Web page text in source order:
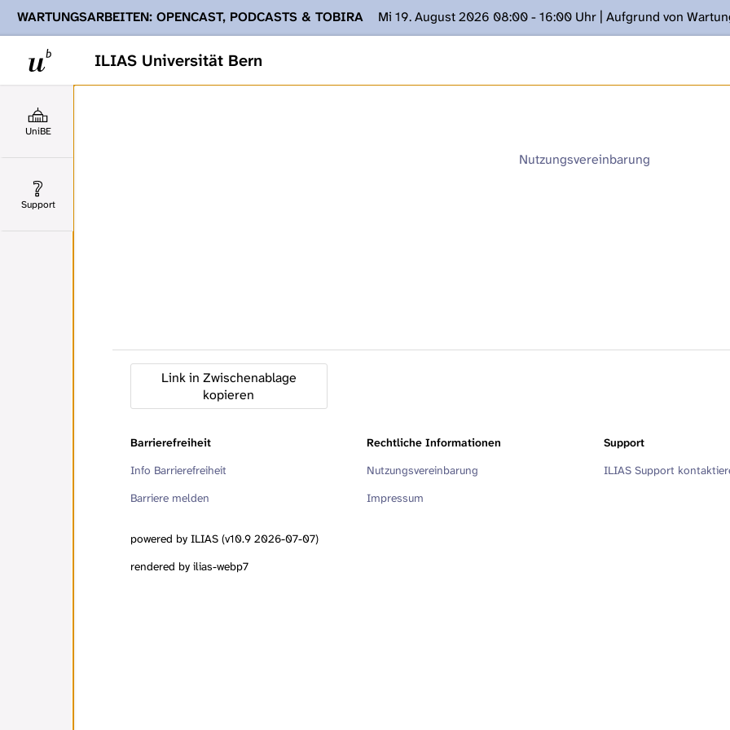
ILIAS Universität Bern
WARTUNGSARBEITEN: OPENCAST, PODCASTS & TOBIRA
Mi 19. August 2026 08:00 - 16:00 Uhr | Aufgrund von
Ihnen Podcasts, Opencast-Videos und Tobira nicht zur Verfügung stehen. Kontakt: www.podcast.unibe.ch
UniBE
Support
Nutzungsvereinbarung
Link in Zwischenablage
kopieren
Barrierefreiheit
Info Barrierefreiheit
Barriere melden
Rechtliche Informationen
Nutzungsvereinbarung
Impressum
Support
ILIAS Support
powered by ILIAS (v10.9 2026-07-07)
rendered by ilias-webp7